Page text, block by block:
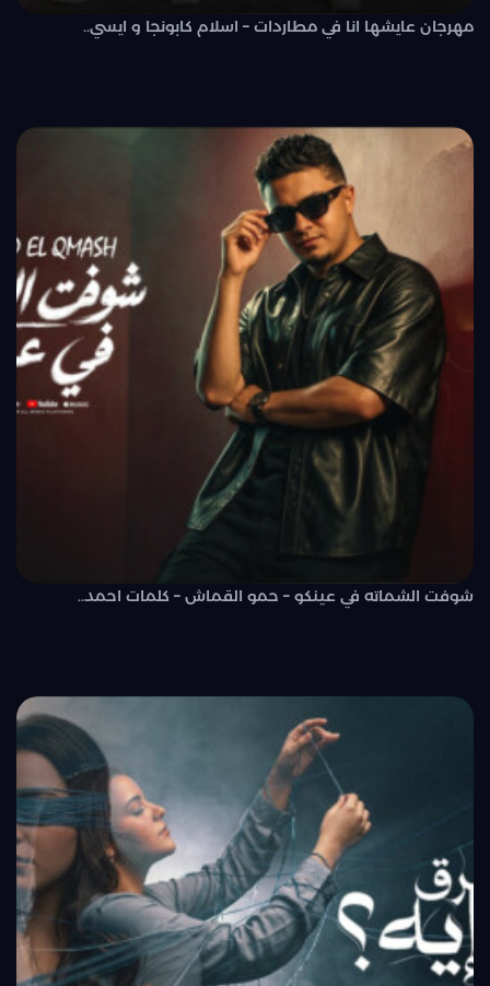
مهرجان عايشها انا في مطاردات – اسلام كابونجا و ايسي..
شوفت الشماته في عينكو – حمو القماش – كلمات احمد..